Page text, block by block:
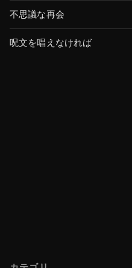
不思議な再会
呪文を唱えなければ